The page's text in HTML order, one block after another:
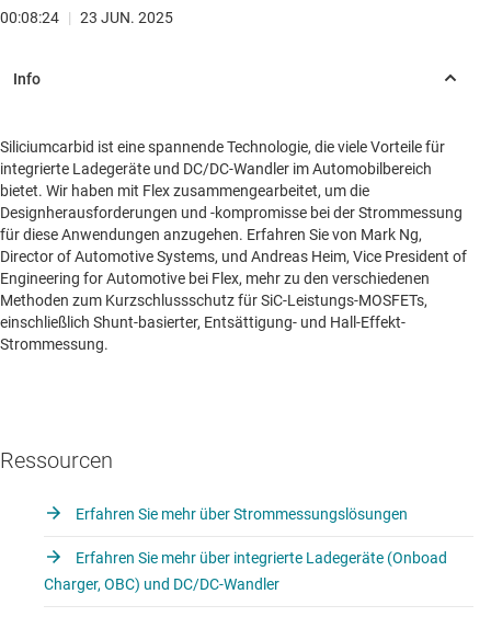
00:08:24 | 23 JUN. 2025
Siliciumcarbid ist eine spannende Technologie, die viele Vorteile für
integrierte Ladegeräte und DC/DC-Wandler im Automobilbereich
bietet. Wir haben mit Flex zusammengearbeitet, um die
Designherausforderungen und -kompromisse bei der Strommessung
für diese Anwendungen anzugehen. Erfahren Sie von Mark Ng,
Director of Automotive Systems, und Andreas Heim, Vice President of
Engineering for Automotive bei Flex, mehr zu den verschiedenen
Methoden zum Kurzschlussschutz für SiC-Leistungs-MOSFETs,
einschließlich Shunt-basierter, Entsättigung- und Hall-Effekt-
Strommessung.
Ressourcen
Erfahren Sie mehr über Strommessungslösungen
Erfahren Sie mehr über integrierte Ladegeräte (Onboad
Charger, OBC) und DC/DC-Wandler